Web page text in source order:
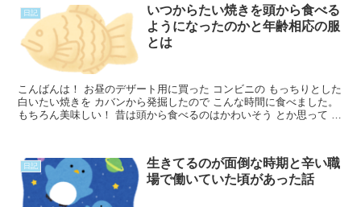
日記
いつからたい焼きを頭から食べる
ようになったのかと年齢相応の服
とは
こんばんは！ お昼のデザート用に買った コンビニの もっちりとした
白いたい焼きを カバンから発掘したので こんな時間に食べました。
もちろん美味しい！ 昔は頭から食べるのはかわいそう とか思って し
日記
生きてるのが面倒な時期と辛い職
場で働いていた頃があった話